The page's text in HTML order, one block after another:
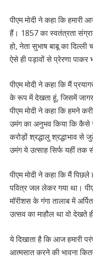
पीएम मोदी ने कहा कि
हैं। 1857 का स्वतंत्रता
हो, नेता सुभाष बाबू का दिल्ली
ऐसे ही पड़ावों से प्रेरणा
पीएम मोदी ने कहा कि मैं
के रूप में देखता हूं, जिसमें
पीएम मोदी ने कहा कि हमने
उमंग का अनुभव किया कि कैसे
करोड़ों श्रद्धालु श्रद्धाभाव
उमंग ये उत्साह सिर्फ यहीं तक
पीएम मोदी ने कहा कि मैं
पवित्र जल लेकर गया था।
मॉरीशस के गंगा तालाब में
उत्सव का माहौल था वो देखते
ये दिखाता है कि आज हमारी
आत्मसात करने की भावना